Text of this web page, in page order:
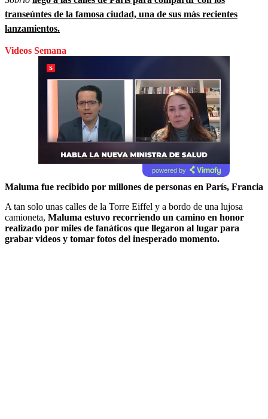
transeúntes de la famosa ciudad, una de sus más recientes
lanzamientos.
Videos Semana
powered by
Maluma fue recibido por millones de personas en París, Francia
A tan solo unas calles de la Torre Eiffel y a bordo de una lujosa
camioneta, Maluma estuvo recorriendo un camino en honor
realizado por miles de fanáticos que llegaron al lugar para
grabar videos y tomar fotos del inesperado momento.